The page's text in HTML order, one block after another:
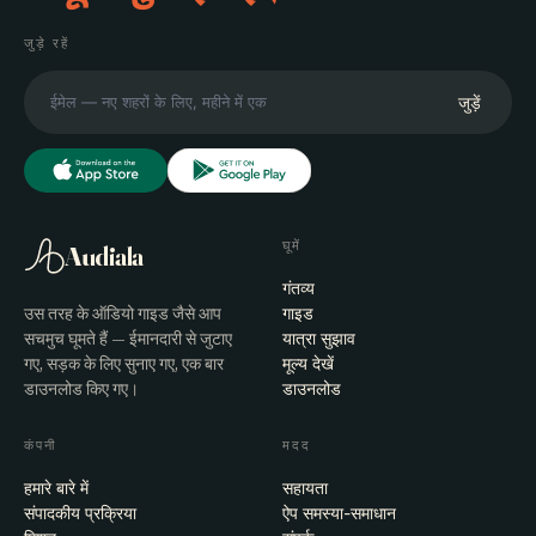
जुड़े रहें
जुड़ें
Audiala
उस तरह के ऑडियो गाइड जैसे आप
सचमुच घूमते हैं — ईमानदारी से जुटाए
गए, सड़क के लिए सुनाए गए, एक बार
डाउनलोड किए गए।
घूमें
गंतव्य
गाइड
यात्रा सुझाव
मूल्य देखें
डाउनलोड
कंपनी
हमारे बारे में
संपादकीय प्रक्रिया
मदद
सहायता
ऐप समस्या-समाधान